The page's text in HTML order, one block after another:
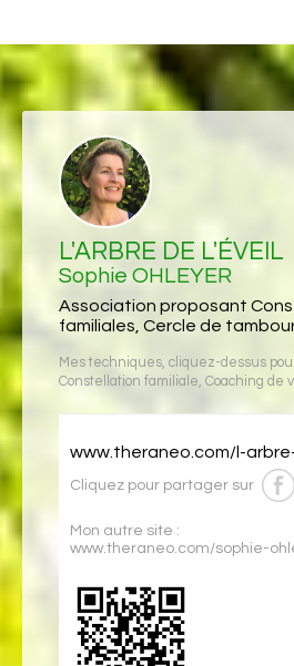
L'ARBRE DE L'ÉVEIL
Sophie OHLEYER
Association proposant
familiales, Cercle de
Mes techniques, cliquez-dessus
Constellation familiale, Coaching de
www.theraneo.com/l-
Cliquez pour partager sur
Mon autre site :
www.theraneo.com/sophie-